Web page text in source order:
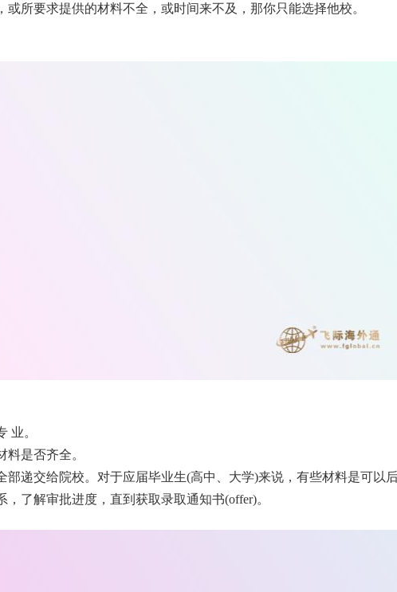
所要求提供的材料不全，或时间来不及，那你只能选择他校。
业。
是否齐全。
递交给院校。对于应届毕业生(高中、大学)来说，有些材料是可以
了解审批进度，直到获取录取通知书(offer)。